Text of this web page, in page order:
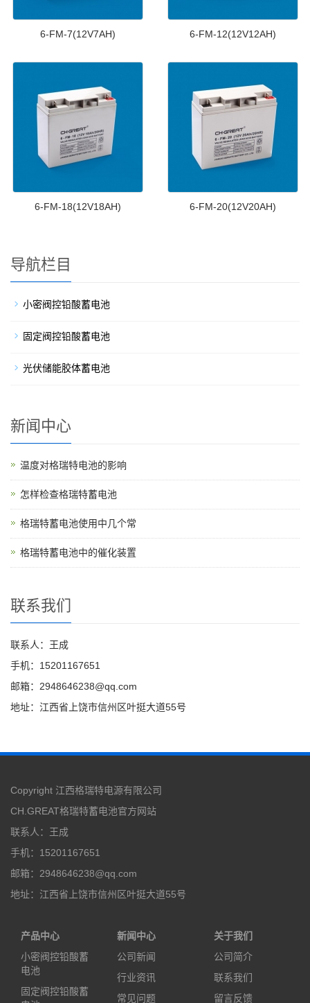
6-FM-7(12V7AH) 6-FM-12(12V12AH)
6-FM-18(12V18AH) 6-FM-20(12V20AH)
导航栏目
小密阀控铅酸蓄电池
固定阀控铅酸蓄电池
光伏储能胶体蓄电池
新闻中心
温度对格瑞特电池的影响
怎样检查格瑞特蓄电池
格瑞特蓄电池使用中几个常
格瑞特蓄电池中的催化装置
联系我们
联系人：王成
手机：15201167651
邮箱：2948646238@qq.com
地址：江西省上饶市信州区叶挺大道55号
Copyright 江西格瑞特电源有限公司
CH.GREAT格瑞特蓄电池官方网站
联系人：王成
手机：15201167651
邮箱：2948646238@qq.com
地址：江西省上饶市信州区叶挺大道55号
产品中心
小密阀控铅酸蓄
电池
固定阀控铅酸蓄
新闻中心
公司新闻
行业资讯
常见问题
关于我们
公司简介
联系我们
留言反馈